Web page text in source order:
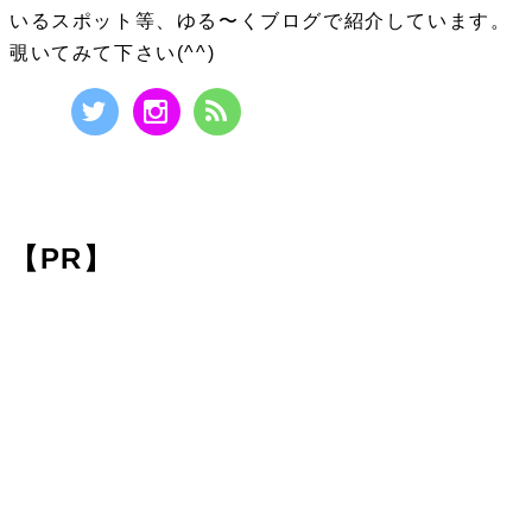
いるスポット等、ゆる〜くブログで紹介しています。
覗いてみて下さい(^^)
【PR】